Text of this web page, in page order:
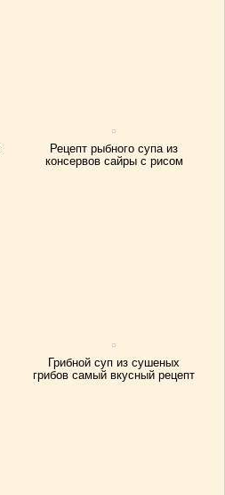
Рецепт рыбного супа из
консервов сайры с рисом
Грибной суп из сушеных
грибов самый вкусный рецепт